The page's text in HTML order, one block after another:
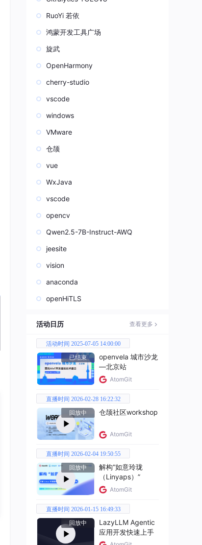
RuoYi 若依
鸿蒙开发工具广场
旋武
OpenHarmony
cherry-studio
vscode
windows
VMware
仓颉
vue
WxJava
vscode
opencv
Qwen2.5-7B-Instruct-AWQ
jeesite
vision
anaconda
openHiTLS
活动日历 查看更多
活动时间 2025-07-05 14:00:00
已结束
openvela 城市沙龙
—北京站
AtomGit
直播时间 2026-02-28 16:22:32
回放中
仓颉社区workshop
AtomGit
直播时间 2026-02-04 19:50:55
回放中
解构“如意玲珑
（Linyaps）”
AtomGit
直播时间 2026-01-15 16:49:33
回放中
LazyLLM Agentic
应用开发快速上手